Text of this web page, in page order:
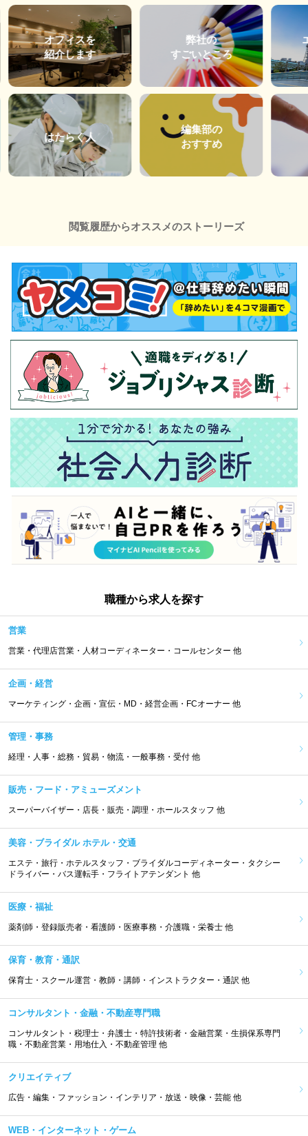
オフィスを
紹介します
はたらく人
弊社の
すごいところ
編集部の
おすすめ
閲覧履歴からオススメのストーリーズ
職種から求人を探す
営業
営業・代理店営業・人材コーディネーター・コールセンター 他
企画・経営
マーケティング・企画・宣伝・MD・経営企画・FCオーナー 他
管理・事務
経理・人事・総務・貿易・物流・一般事務・受付 他
販売・フード・アミューズメント
スーパーバイザー・店長・販売・調理・ホールスタッフ 他
美容・ブライダル ホテル・交通
エステ・旅行・ホテルスタッフ・ブライダルコーディネーター・タクシー
ドライバー・バス運転手・フライトアテンダント 他
医療・福祉
薬剤師・登録販売者・看護師・医療事務・介護職・栄養士 他
保育・教育・通訳
保育士・スクール運営・教師・講師・インストラクター・通訳 他
コンサルタント・金融・不動産専門職
コンサルタント・税理士・弁護士・特許技術者・金融営業・生損保系専門
職・不動産営業・用地仕入・不動産管理 他
クリエイティブ
広告・編集・ファッション・インテリア・放送・映像・芸能 他
WEB・インターネット・ゲーム